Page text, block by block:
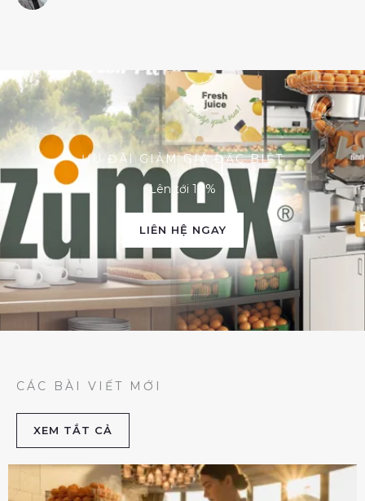
ƯU ĐÃI GIẢM GIÁ ĐẶC BIỆT
Lên tới 10%
LIÊN HỆ NGAY
CÁC BÀI VIẾT MỚI
XEM TẮT CẢ